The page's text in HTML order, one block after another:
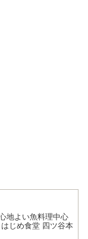
地よい魚料理中心
じめ食堂 四ツ谷本